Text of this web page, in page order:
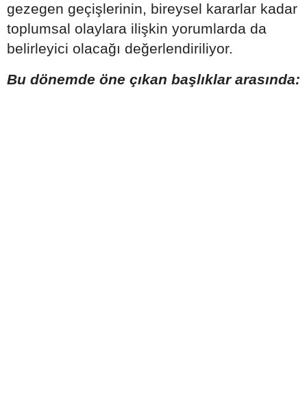
gezegen geçişlerinin, bireysel kararlar kadar
toplumsal olaylara ilişkin yorumlarda da
belirleyici olacağı değerlendiriliyor.
Bu dönemde öne çıkan başlıklar arasında: